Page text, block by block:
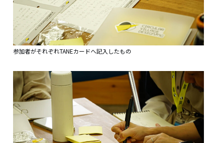
参加者がそれぞれTANEカードへ記入したもの